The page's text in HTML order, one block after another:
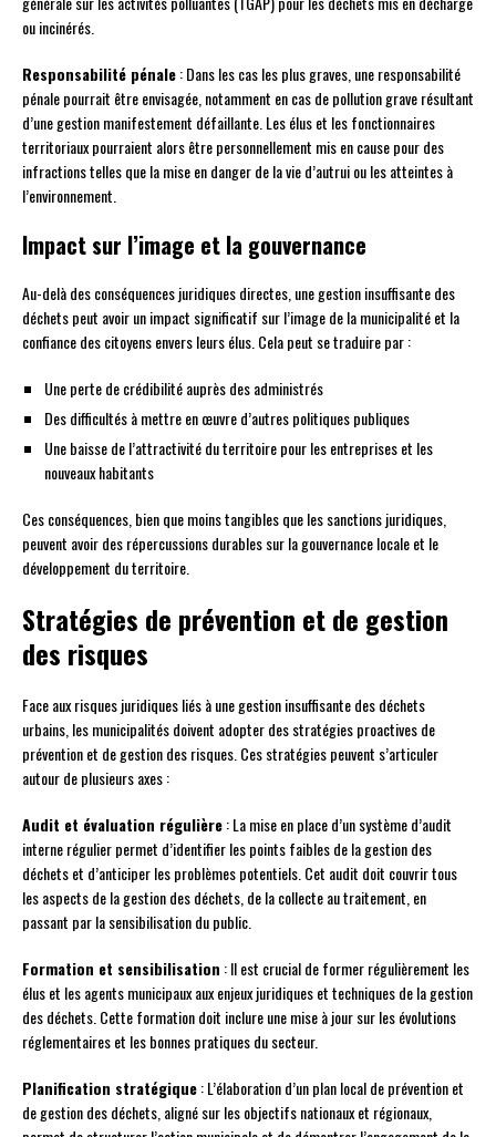
ou incinérés.
Responsabilité pénale: Dans les cas les plus graves, une responsabilité
pénale pourrait être envisagée, notamment en cas de pollution grave résultant
d’une gestion manifestement défaillante. Les élus et les fonctionnaires
territoriaux pourraient alors être personnellement mis en cause pour des
infractions telles que la mise en danger de la vie d’autrui ou les atteintes à
l’environnement.
Impact sur l’image et la gouvernance
Au-delà des conséquences juridiques directes, une gestion insuffisante des
déchets peut avoir un impact significatif sur l’image de la municipalité et la
confiance des citoyens envers leurs élus. Cela peut se traduire par :
Une perte de crédibilité auprès des administrés
Des difficultés à mettre en œuvre d’autres politiques publiques
Une baisse de l’attractivité du territoire pour les entreprises et les
nouveaux habitants
Ces conséquences, bien que moins tangibles que les sanctions juridiques,
peuvent avoir des répercussions durables sur la gouvernance locale et le
développement du territoire.
Stratégies de prévention et de gestion
des risques
Face aux risques juridiques liés à une gestion insuffisante des déchets
urbains, les municipalités doivent adopter des stratégies proactives de
prévention et de gestion des risques. Ces stratégies peuvent s’articuler
autour de plusieurs axes :
Audit et évaluation régulière: La mise en place d’un système d’audit
interne régulier permet d’identifier les points faibles de la gestion des
déchets et d’anticiper les problèmes potentiels. Cet audit doit couvrir tous
les aspects de la gestion des déchets, de la collecte au traitement, en
passant par la sensibilisation du public.
Formation et sensibilisation : Il est crucial de former régulièrement les
élus et les agents municipaux aux enjeux juridiques et techniques de la gestion
des déchets. Cette formation doit inclure une mise à jour sur les évolutions
réglementaires et les bonnes pratiques du secteur.
Planification stratégique: L’élaboration d’un plan local de prévention et
de gestion des déchets, aligné sur les objectifs nationaux et régionaux,